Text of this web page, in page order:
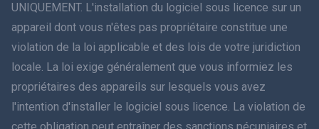
Dansk
हिंदी
UNIQUEMENT. L'installation du logiciel sous licence sur un
appareil dont vous n'êtes pas propriétaire constitue une
violation de la loi applicable et des lois de votre juridiction
locale. La loi exige généralement que vous informiez les
propriétaires des appareils sur lesquels vous avez
l'intention d'installer le logiciel sous licence. La violation de